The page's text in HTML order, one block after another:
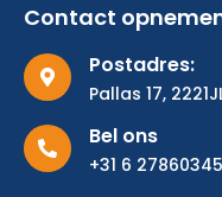
Contact
Postadres:
Pallas 17,
Bel ons
+31 6 27860345